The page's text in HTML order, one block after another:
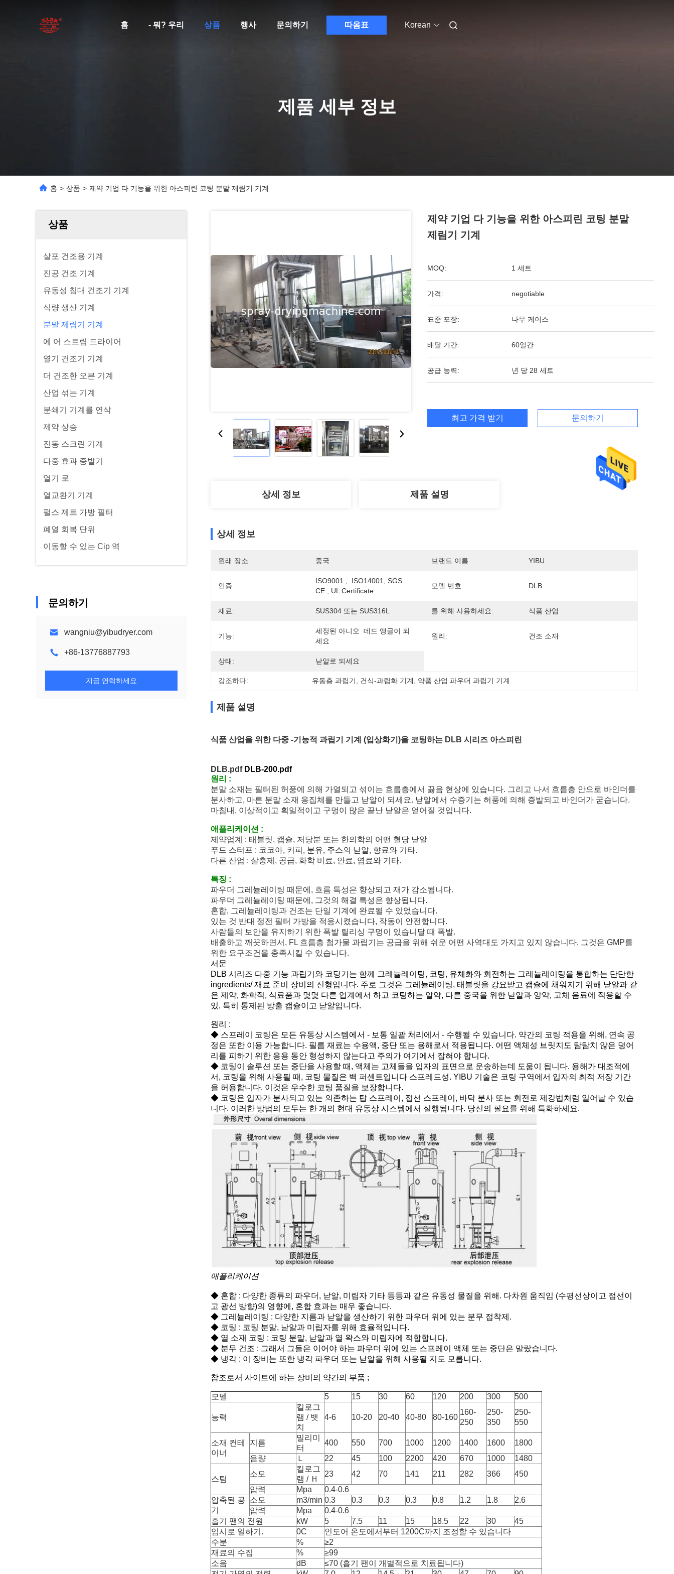
홈 - 뭐? 우리 상품 행사 문의하기 따옴표 Korean
제품 세부 정보
홈 > 상품 > 제약 기업 다 기능을 위한 아스피린 코팅 분말 제림기 기계
상품
살포 건조용 기계
진공 건조 기계
유동성 침대 건조기 기계
식량 생산 기계
분말 제림기 기계
에 어 스트림 드라이어
열기 건조기 기계
더 건조한 오븐 기계
산업 섞는 기계
분쇄기 기계를 연삭
제약 상승
진동 스크린 기계
다중 효과 증발기
열기 로
열교환기 기계
펄스 제트 가방 필터
폐열 회복 단위
이동할 수 있는 Cip 역
문의하기
wangniu@yibudryer.com
+86-13776887793
지금 연락하세요
제약 기업 다 기능을 위한 아스피린 코팅 분말
제림기 기계
MOQ: 1 세트
가격: negotiable
표준 포장: 나무 케이스
배달 기간: 60일간
공급 능력: 년 당 28 세트
최고 가격 받기 문의하기
상세 정보 제품 설명
상세 정보
원래 장소 중국 브랜드 이름 YIBU
인증
ISO9001 ,  ISO14001, SGS .
CE , UL Certificate
모델 번호 DLB
재료: SUS304 또는 SUS316L 를 위해 사용하세요: 식품 산업
기능:
세정된 아니오  데드 앵글이 되
세요
원리: 건조 소재
상태: 낟알로 되세요
강조하다: 유동층 과립기 건식-과립화 기계 약품 산업 파우더 과립기 기계
제품 설명
식품 산업을 위한 다중 -기능적 과립기 기계 (입상화기)을 코팅하는 DLB 시리즈 아스피린
DLB.pdf DLB-200.pdf
원리 :
분말 소재는 필터된 허풍에 의해 가열되고 섞이는 흐름층에서 끓음 현상에 있습니다. 그리고 나서 흐름층 안으로 바인더를
분사하고, 마른 분말 소재 응집체를 만들고 낟알이 되세요. 낟알에서 수증기는 허풍에 의해 증발되고 바인더가 굳습니다.
마침내, 이상적이고 획일적이고 구멍이 많은 끝난 낟알은 얻어질 것입니다.
애플리케이션 :
제약업계 : 태블릿, 캡슐, 저당분 또는 한의학의 어떤 혈당 낟알
푸드 스터프 : 코코아, 커피, 분유, 주스의 낟알, 향료와 기타.
다른 산업 : 살충제, 공급, 화학 비료, 안료, 염료와 기타.
특징 :
파우더 그레뉼레이팅 때문에, 흐름 특성은 향상되고 재가 감소됩니다.
파우더 그레뉼레이팅 때문에, 그것의 해결 특성은 향상됩니다.
혼합, 그레뉼레이팅과 건조는 단일 기계에 완료될 수 있었습니다.
있는 것 반대 정전 필터 가방을 적응시켰습니다, 작동이 안전합니다.
사람들의 보안을 유지하기 위한 폭발 릴리싱 구멍이 있습니달 때 폭발.
배출하고 깨끗하면서, FL 흐름층 첨가물 과립기는 공급을 위해 쉬운 어떤 사역대도 가지고 있지 않습니다. 그것은 GMP를
위한 요구조건을 충족시킬 수 있습니다.
서문
DLB 시리즈 다중 기능 과립기와 코딩기는 함께 그레뉼레이팅, 코팅, 유체화와 회전하는 그레뉼레이팅을 통합하는 단단한
ingredients/ 재료 준비 장비의 신형입니다. 주로 그것은 그레뉼레이팅, 태블릿을 강요받고 캡슐에 채워지기 위해 낟알과 같
은 제약, 화학적, 식료품과 몇몇 다른 업계에서 하고 코팅하는 알약, 다른 중국을 위한 낟알과 양약, 고체 음료에 적용할 수
있, 특히 통제된 방출 캡슐이고 낟알입니다.
원리 :
◆ 스프레이 코팅은 모든 유동상 시스템에서 - 보통 일괄 처리에서 - 수행될 수 있습니다. 약간의 코팅 적용을 위해, 연속 공
정은 또한 이용 가능합니다. 필름 재료는 수용액, 중단 또는 용해로서 적용됩니다. 어떤 액체성 브릿지도 탐탐치 않은 덩어
리를 피하기 위한 응용 동안 형성하지 않는다고 주의가 여기에서 잡혀야 합니다.
◆ 코팅이 솔루션 또는 중단을 사용할 때, 액체는 고체들을 입자의 표면으로 운송하는데 도움이 됩니다. 용해가 대조적에
서, 코팅을 위해 사용될 때, 코팅 물질은 백 퍼센트입니다 스프레드성. YIBU 기술은 코팅 구역에서 입자의 최적 저장 기간
을 허용합니다. 이것은 우수한 코팅 품질을 보장합니다.
◆ 코팅은 입자가 분사되고 있는 의존하는 탑 스프레이, 접선 스프레이, 바닥 분사 또는 회전로 제강법처럼 일어날 수 있습
니다. 이러한 방법의 모두는 한 개의 현대 유동상 시스템에서 실행됩니다. 당신의 필요를 위해 특화하세요.
애플리케이션
◆ 혼합 : 다양한 종류의 파우더, 낟알, 미립자 기타 등등과 같은 유동성 물질을 위해. 다차원 움직임 (수평선상이고 접선이
고 광선 방향)의 영향에, 혼합 효과는 매우 좋습니다.
◆ 그레뉼레이팅 : 다양한 지름과 낟알을 생산하기 위한 파우더 위에 있는 분무 접착제.
◆ 코팅 : 코팅 분말, 낟알과 미립자를 위해 효율적입니다.
◆ 열 소재 코팅 : 코팅 분말, 낟알과 열 왁스와 미립자에 적합합니다.
◆ 분무 건조 : 그래서 그들은 이어야 하는 파우더 위에 있는 스프레이 액체 또는 중단은 말랐습니다.
◆ 냉각 : 이 장비는 또한 냉각 파우더 또는 낟알을 위해 사용될 지도 모릅니다.
참조로서 사이트에 하는 장비의 약간의 부품 ;
모델 5 15 30 60 120 200 300 500
능력
킬로그
램 / 뱃
치
4-6 10-20 20-40 40-80 80-160
160-
250
250-
350
250-
550
소재 컨테
이너
지름
밀리미
터
400 550 700 1000 1200 1400 1600
1800
음량
Ｌ 22 45 100 2200 420 670 1000 1480
스팀
소모
킬로그
램 / Ｈ
23 42 70 141 211 282 366
450
압력
Mpa
0.4-0.6
압축된 공
기
소모 m3/min 0.3 0.3 0.3 0.3 0.8 1.2 1.8
2.6
압력
Mpa
0.4-0.6
흡기 팬의 전원
kW 5 7.5 11 15 18.5 22 30
45
임시로 일하기.
0C
인도어 온도에서부터 1200C까지 조정할 수 있습니다
수분
%
≥2
재료의 수집
%
≥99
소음
dB
≤70 (흡기 팬이 개별적으로 치료됩니다)